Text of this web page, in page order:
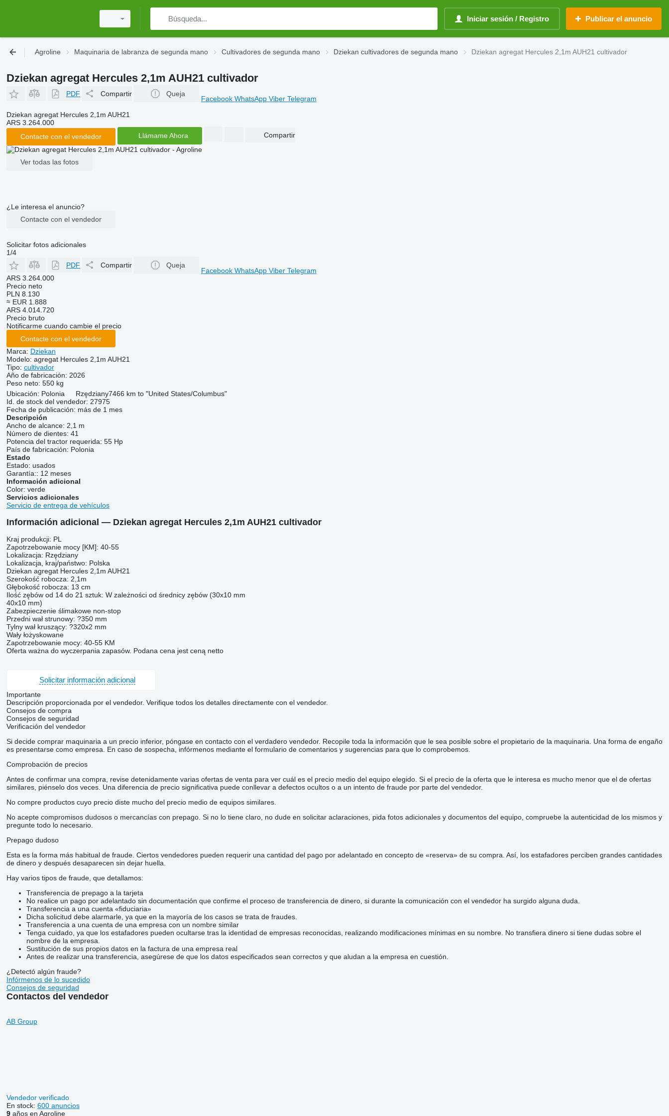
Iniciar sesión / Registro Publicar el anuncio
Agroline Maquinaria de labranza de segunda mano Cultivadores de segunda mano Dziekan cultivadores de segunda mano Dziekan agregat Hercules 2,1m AUH21 cultivador
Dziekan agregat Hercules 2,1m AUH21 cultivador
PDF Compartir Queja
Facebook WhatsApp Viber Telegram
Dziekan agregat Hercules 2,1m AUH21
ARS 3.264.000
Contacte con el vendedor
Llámame Ahora Compartir
Ver todas las fotos
¿Le interesa el anuncio?
Contacte con el vendedor
Solicitar fotos adicionales
1/4
PDF
Compartir Queja
Facebook WhatsApp Viber Telegram
ARS 3.264.000
Precio neto
PLN 8.130
≈ EUR 1.888
ARS 4.014.720
Precio bruto
Notificarme cuando cambie el precio
Contacte con el vendedor
Marca: Dziekan
Modelo: agregat Hercules 2,1m AUH21
Tipo: cultivador
Año de fabricación: 2026
Peso neto: 550 kg
Ubicación: Polonia Rzędziany7466 km to "United States/Columbus"
Id. de stock del vendedor: 27975
Fecha de publicación: más de 1 mes
Descripción
Ancho de alcance: 2,1 m
Número de dientes: 41
Potencia del tractor requerida: 55 Hp
País de fabricación: Polonia
Estado
Estado: usados
Garantía:: 12 meses
Información adicional
Color: verde
Servicios adicionales
Servicio de entrega de vehículos
Información adicional — Dziekan agregat Hercules 2,1m AUH21 cultivador
Kraj produkcji: PL
Zapotrzebowanie mocy [KM]: 40-55
Lokalizacja: Rzędziany
Lokalizacja, kraj/państwo: Polska
Dziekan agregat Hercules 2,1m AUH21
Szerokość robocza: 2,1m
Głębokość robocza: 13 cm
Ilość zębów od 14 do 21 sztuk: W zależności od średnicy zębów (30x10 mm
40x10 mm)
Zabezpieczenie ślimakowe non-stop
Przedni wał strunowy: ?350 mm
Tylny wał kruszący: ?320x2 mm
Wały łożyskowane
Zapotrzebowanie mocy: 40-55 KM
Oferta ważna do wyczerpania zapasów. Podana cena jest ceną netto
Solicitar información adicional
Importante
Descripción proporcionada por el vendedor. Verifique todos los detalles directamente con el vendedor.
Consejos de compra
Consejos de seguridad
Verificación del vendedor
Si decide comprar maquinaria a un precio inferior, póngase en contacto con el verdadero vendedor. Recopile toda la información que le sea posible sobre el propietario de la maquinaria. Una forma de engaño
es presentarse como empresa. En caso de sospecha, infórmenos mediante el formulario de comentarios y sugerencias para que lo comprobemos.
Comprobación de precios
Antes de confirmar una compra, revise detenidamente varias ofertas de venta para ver cuál es el precio medio del equipo elegido. Si el precio de la oferta que le interesa es mucho menor que el de ofertas
similares, piénselo dos veces. Una diferencia de precio significativa puede conllevar a defectos ocultos o a un intento de fraude por parte del vendedor.
No compre productos cuyo precio diste mucho del precio medio de equipos similares.
No acepte compromisos dudosos o mercancías con prepago. Si no lo tiene claro, no dude en solicitar aclaraciones, pida fotos adicionales y documentos del equipo, compruebe la autenticidad de los mismos y
pregunte todo lo necesario.
Prepago dudoso
Esta es la forma más habitual de fraude. Ciertos vendedores pueden requerir una cantidad del pago por adelantado en concepto de «reserva» de su compra. Así, los estafadores perciben grandes cantidades
de dinero y después desaparecen sin dejar huella.
Hay varios tipos de fraude, que detallamos:
Transferencia de prepago a la tarjeta
No realice un pago por adelantado sin documentación que confirme el proceso de transferencia de dinero, si durante la comunicación con el vendedor ha surgido alguna duda.
Transferencia a una cuenta «fiduciaria»
Dicha solicitud debe alarmarle, ya que en la mayoría de los casos se trata de fraudes.
Transferencia a una cuenta de una empresa con un nombre similar
Tenga cuidado, ya que los estafadores pueden ocultarse tras la identidad de empresas reconocidas, realizando modificaciones mínimas en su nombre. No transfiera dinero si tiene dudas sobre el
nombre de la empresa.
Sustitución de sus propios datos en la factura de una empresa real
Antes de realizar una transferencia, asegúrese de que los datos especificados sean correctos y que aludan a la empresa en cuestión.
¿Detectó algún fraude?
Infórmenos de lo sucedido
Consejos de seguridad
Contactos del vendedor
AB Group
Vendedor verificado
En stock: 600 anuncios
9años en Agroline